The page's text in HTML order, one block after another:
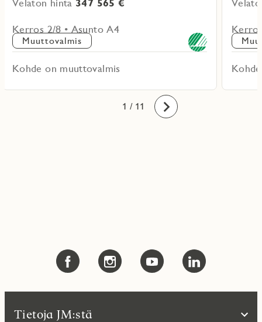
Velaton hinta 347 565 €
Kerros 2/8 • Asunto A4
Muuttovalmis
Kohde on muuttovalmis
1
2
3
4
5
6
7
8
9
10
11 / 11 Eteenpäin
Tietoja JM:stä